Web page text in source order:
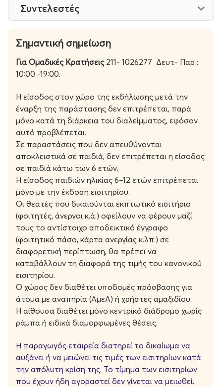
Ο Παναγιώτης και η Μαρία μετακόμισαν και πήρανε
του συμβολαίου σε 3+1.
σπιτιού, συνειδητοποίησαν ότι δεν έπρεπε να ζητήσουν
επέκταση. Κάνανε μ@λ@κι@.
Στα 3,5 χρόνια στο χολ του διαμερίσματος στην
Κυψέλη, αυτοί οι πολύ ερωτευμένοι, τρελαμένοι ο ένας
με τον άλλον άνθρωποι, σπάσανε το συμβόλαιο, είπαν
βαριές κουβέντες, κλάψανε, κάνανε έρωτα, γελάσανε,
παραγγείλανε σουβλάκια, κάνανε γενική, ανεβάσανε τα
χειμωνιάτικα, αγοράσαν φυτά, πήρανε γάτα, μοντάρανε
κούτες, γεμίσανε βαλίτσες, αφήσανε παλτά, καλέσανε
μεταφορική….
Και χωρίσανε.
Και τώρα πρέπει να βρούνε σπίτι.
Και τώρα… παίρνουν τους δρόμους, να εντοπίσουν τα
«ΕΝΟΙΚΙΑΖΕΤΑΙ».
Η Νεφέλη Μαϊστράλη και ο Θανάσης Ζερίτης μετά την
Πεθερά» και τους «Αριστερόχειρες» φέρνουν στο
Μικρό Χορν μια παράσταση για τα νοικιασμένα σπίτια
που στεγάζουν έρωτες για τρία συν ένα χρόνια.
Συντελεστές
Σημαντική σημείωση
Για Ομαδικές Κρατήσεις 211- 1026277 Δευτ- Παρ :
10:00 -19:00.
Η είσοδος στον χώρο της εκδήλωσης μετά την
έναρξη της παράστασης δεν επιτρέπεται, παρά
μόνο κατά τη διάρκεια του διαλείμματος, εφόσον
αυτό προβλέπεται.
Σε παραστάσεις που δεν απευθύνονται
αποκλειστικά σε παιδιά, δεν επιτρέπεται η είσοδος
σε παιδιά κάτω των 6 ετών.
Η είσοδος παιδιών ηλικίας 6–12 ετών επιτρέπεται
μόνο με την έκδοση εισιτηρίου.
Οι θεατές που δικαιούνται εκπτωτικό εισιτήριο
(φοιτητές, άνεργοι κ.ά.) οφείλουν να φέρουν μαζί
τους το αντίστοιχο αποδεικτικό έγγραφο
(φοιτητικό πάσο, κάρτα ανεργίας κ.λπ.) σε
διαφορετική περίπτωση, θα πρέπει να
καταβάλλουν τη διαφορά της τιμής του κανονικού
εισιτηρίου.
Ο χώρος δεν διαθέτει υποδομές πρόσβασης για
άτομα με αναπηρία (ΑμεΑ) ή χρήστες αμαξιδίου.
Η αίθουσα διαθέτει μόνο κεντρικό διάδρομο χωρίς
ράμπα ή ειδικά διαμορφωμένες θέσεις.
Η παραγωγός εταιρεία διατηρεί το δικαίωμα να
αυξάνει ή να μειώνει τις τιμές των εισιτηρίων κατά
την απόλυτη κρίση της. Το τίμημα των εισιτηρίων
που έχουν ήδη αγοραστεί δεν γίνεται να μειωθεί.